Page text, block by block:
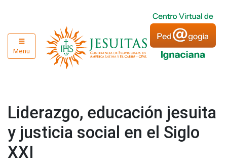
Menu
Liderazgo, educación jesuita
y justicia social en el Siglo
XXI